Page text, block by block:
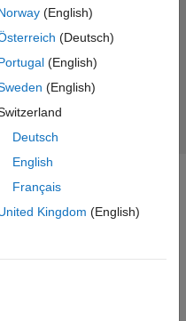
(English)
(Deutsch)
(English)
(English)
Deutsch
English
Français
Kingdom (English)
ン ステータス